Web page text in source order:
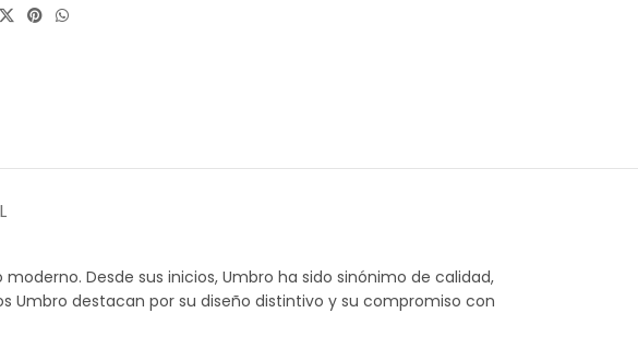
Desde sus inicios, Umbro ha sido sinónimo de calidad,
Umbro destacan por su diseño distintivo y su compromiso con